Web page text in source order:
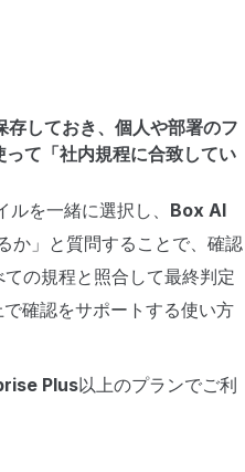
しておき、個人や部署のフ
て「社内規程に合致してい
を一緒に選択し、 Box AI
か」と質問することで、確認
の規程と照合して最終判定
確認をサポートする使い方
Plus以上のプランでご利